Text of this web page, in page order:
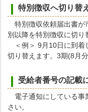
特別徴収へ切り替
特別徴収依頼届出書が
別以降を特別徴収に切り
＜例＞ 9月10日に到着
切り替えます。3期(8月
受給者番号の記載
電子通知にしている事
さい。